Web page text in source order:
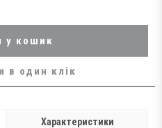
у кошик
в один клік
Характеристики